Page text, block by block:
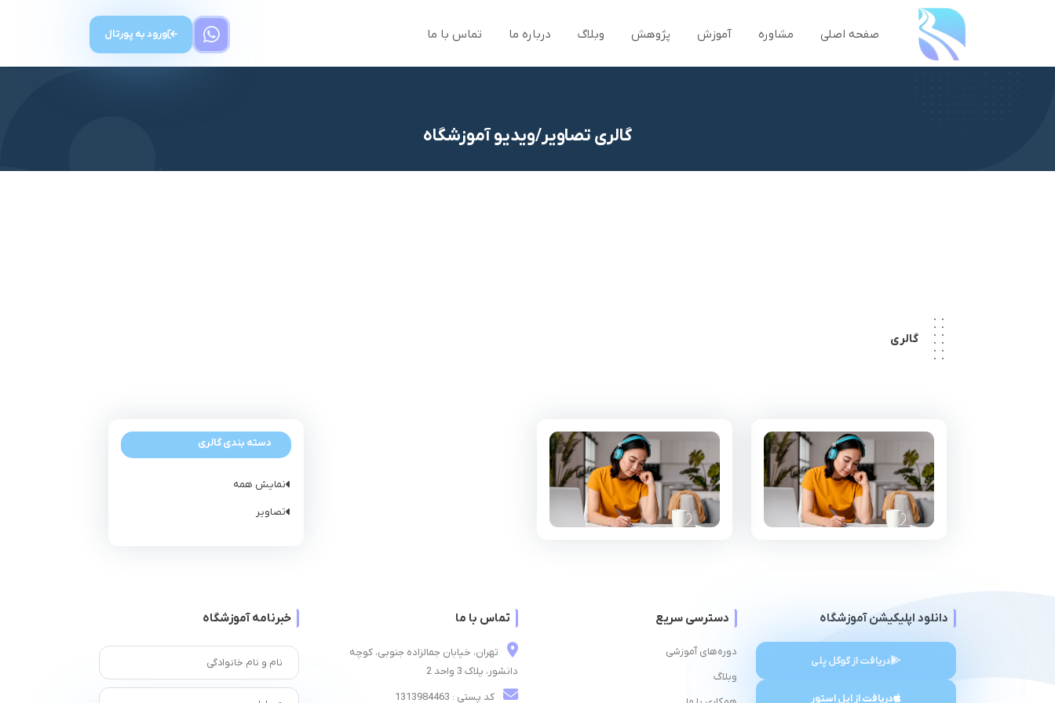
صفحه اصلی مشاوره آموزش پژوهش وبلاگ درباره ما تماس با ما ورود به پورتال
گالری تصاویر/ویدیو آموزشگاه
گالری
دسته بندی گالری
نمایش همه
تصاویر
دانلود اپلیکیشن آموزشگاه
دریافت از گوگل پلی
دریافت از اپل استور
دسترسی سریع
دوره‌های آموزشی
وبلاگ
تماس با ما
تهران، خیابان جمالزاده جنوبی، کوچه
دانشور، پلاک 3 واحد 2
کد پستی : 1313984463
خبرنامه آموزشگاه